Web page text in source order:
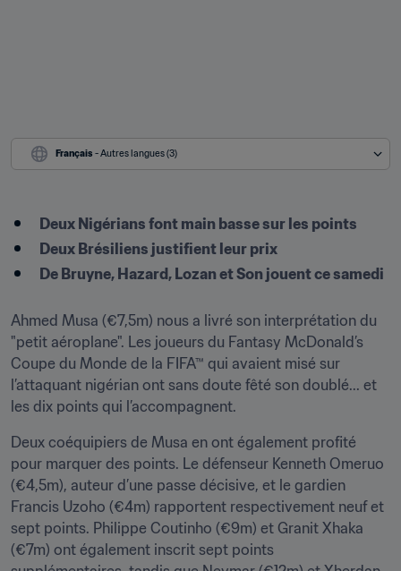
Français - Autres langues (3)
Deux Nigérians font main basse sur les points
Deux Brésiliens justifient leur prix
De Bruyne, Hazard, Lozan et Son jouent ce samedi
Ahmed Musa (€7,5m) nous a livré son interprétation du
"petit aéroplane". Les joueurs du Fantasy McDonald’s
Coupe du Monde de la FIFA™ qui avaient misé sur
l’attaquant nigérian ont sans doute fêté son doublé... et
les dix points qui l’accompagnent.
Deux coéquipiers de Musa en ont également profité
pour marquer des points. Le défenseur Kenneth Omeruo
(€4,5m), auteur d’une passe décisive, et le gardien
Francis Uzoho (€4m) rapportent respectivement neuf et
sept points. Philippe Coutinho (€9m) et Granit Xhaka
(€7m) ont également inscrit sept points